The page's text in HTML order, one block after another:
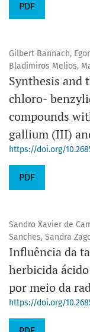
PDF
Gilbert Bannach,
Bladimiros Melios,
Synthesis and
chloro-
compounds
gallium (III)
https://doi.org/
PDF
Sandro Xavier de
Sanches, Sandra
Influência da
herbicida
por meio da
https://doi.org/